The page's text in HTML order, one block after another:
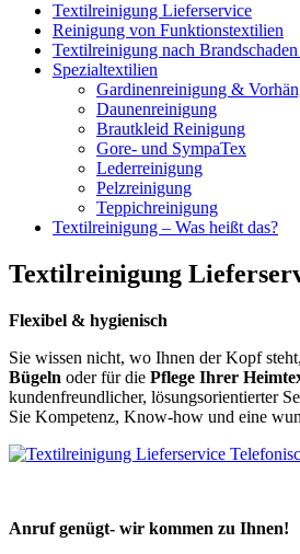
Textilreinigung Lieferservice
Reinigung von Funktionstextilien
Textilreinigung nach Brandschaden
Spezialtextilien
Gardinenreinigung &
Daunenreinigung
Brautkleid Reinigung
Gore- und SympaTex
Lederreinigung
Pelzreinigung
Teppichreinigung
Textilreinigung – Was heißt das?
Textilreinigung
Flexibel & hygienisch
Sie wissen nicht, wo Ihnen der Kopf
Bügeln oder für die Pflege Ihrer
kundenfreundlicher, lösungsorientierter
Sie Kompetenz, Know-how und eine
Anruf genügt- wir kommen zu Ihnen!